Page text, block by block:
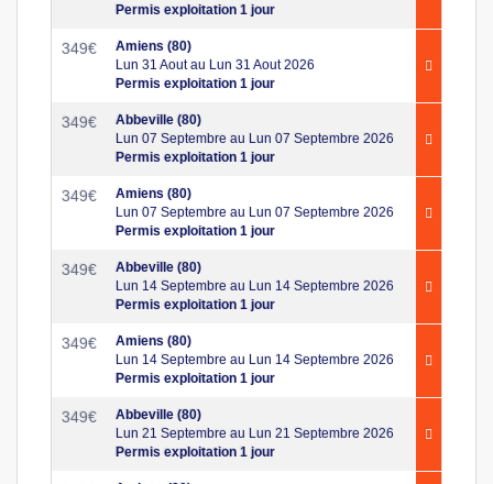
Permis exploitation 1 jour
349€
Amiens (80)
Lun 31 Aout au Lun 31 Aout 2026
Permis exploitation 1 jour
349€
Abbeville (80)
Lun 07 Septembre au Lun 07 Septembre 2026
Permis exploitation 1 jour
349€
Amiens (80)
Lun 07 Septembre au Lun 07 Septembre 2026
Permis exploitation 1 jour
349€
Abbeville (80)
Lun 14 Septembre au Lun 14 Septembre 2026
Permis exploitation 1 jour
349€
Amiens (80)
Lun 14 Septembre au Lun 14 Septembre 2026
Permis exploitation 1 jour
349€
Abbeville (80)
Lun 21 Septembre au Lun 21 Septembre 2026
Permis exploitation 1 jour